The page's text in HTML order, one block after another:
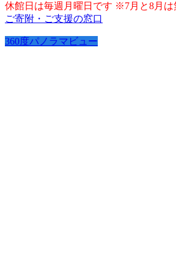
休館日は毎週月曜日です ※7月と8月は
ご寄附・ご支援の窓口
360度パノラマビュー